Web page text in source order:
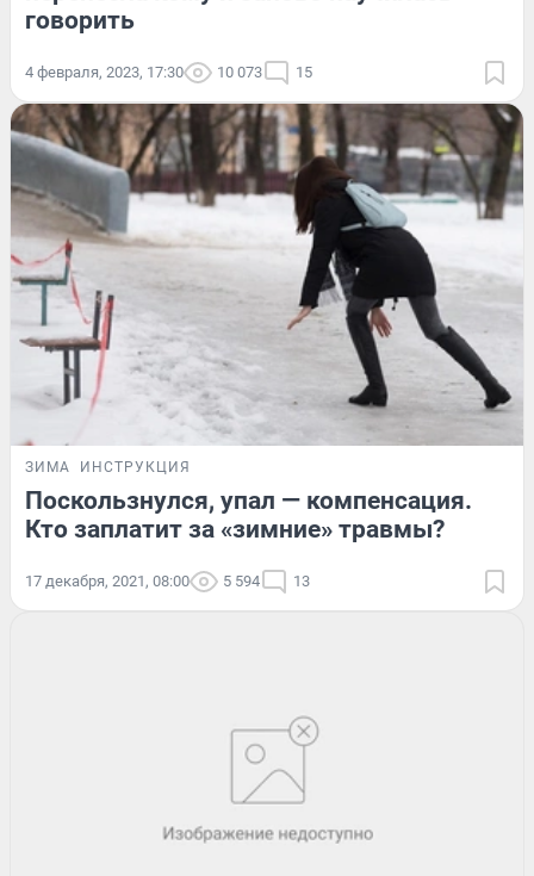
говорить
4 февраля, 2023, 17:30 10 073 15
ЗИМА ИНСТРУКЦИЯ
Поскользнулся, упал — компенсация.
Кто заплатит за «зимние» травмы?
17 декабря, 2021, 08:00 5 594 13